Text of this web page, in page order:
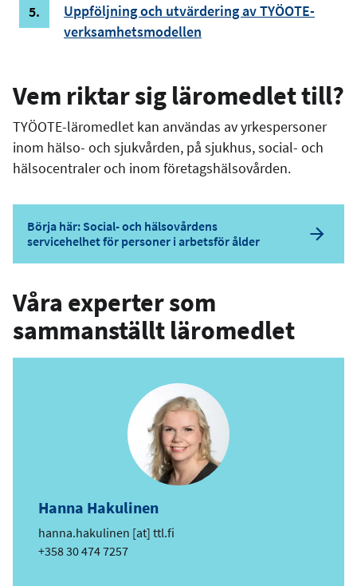
Uppföljning och utvärdering av TYÖOTE-
verksamhetsmodellen
Vem riktar sig läromedlet till?
TYÖOTE-läromedlet kan användas av yrkespersoner
inom hälso- och sjukvården, på sjukhus, social- och
hälsocentraler och inom företagshälsovården.
Börja här: Social- och hälsovårdens
servicehelhet för personer i arbetsför ålder
Våra experter som
sammanställt läromedlet
Hanna Hakulinen
e
-
hanna.hakulinen [at] ttl.fi
Telefon
+358 30 474 7257